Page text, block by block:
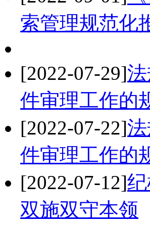
索管理规范化
[2022-07-29]
件审理工作的
[2022-07-22]
件审理工作的
[2022-07-12]
双施双守本领